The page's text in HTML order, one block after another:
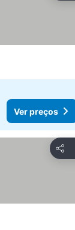
Ver preços